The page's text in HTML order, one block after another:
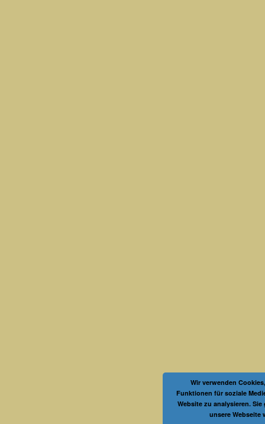
Wir verwenden
Funktionen für soziale
Website zu analysieren.
unsere